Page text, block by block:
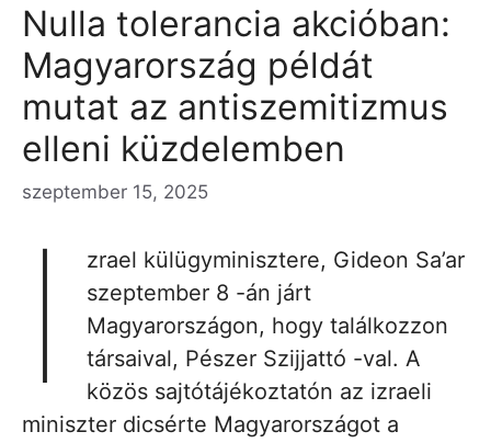
Nulla tolerancia akcióban:
Magyarország példát
mutat az antiszemitizmus
elleni küzdelemben
szeptember 15, 2025
I
zrael külügyminisztere, Gideon Sa’ar
szeptember 8 -án járt
Magyarországon, hogy találkozzon
társaival, Pészer Szijjattó -val. A
közös sajtótájékoztatón az izraeli
miniszter dicsérte Magyarországot a